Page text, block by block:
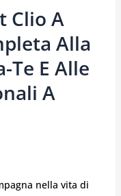
Clio A
Alla
Te E Alle
A
nella vita di